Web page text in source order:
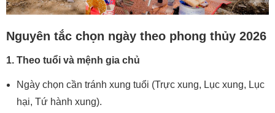
Nguyên tắc chọn ngày theo phong thủy 2026
1. Theo tuổi và mệnh gia chủ
Ngày chọn cần tránh xung tuổi (Trực xung, Lục xung, Lục
hại, Tứ hành xung).